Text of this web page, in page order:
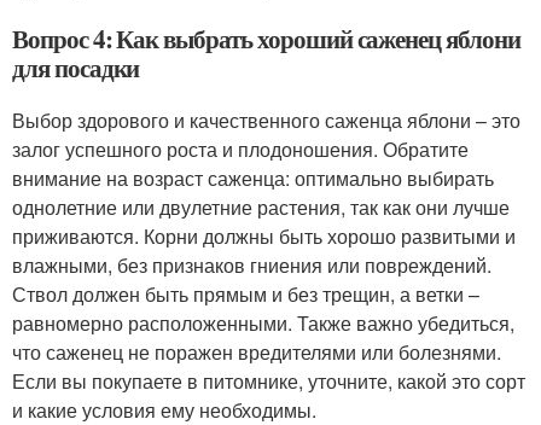
Вопрос 4: Как выбрать хороший саженец яблони
для посадки
Выбор здорового и качественного саженца яблони – это
залог успешного роста и плодоношения. Обратите
внимание на возраст саженца: оптимально выбирать
однолетние или двулетние растения, так как они лучше
приживаются. Корни должны быть хорошо развитыми и
влажными, без признаков гниения или повреждений.
Ствол должен быть прямым и без трещин, а ветки –
равномерно расположенными. Также важно убедиться,
что саженец не поражен вредителями или болезнями.
Если вы покупаете в питомнике, уточните, какой это сорт
и какие условия ему необходимы.